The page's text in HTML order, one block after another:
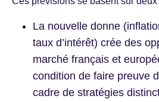
La nouvelle donne
taux d’intérêt) crée des
marché français et
condition de faire preuve
cadre de stratégies